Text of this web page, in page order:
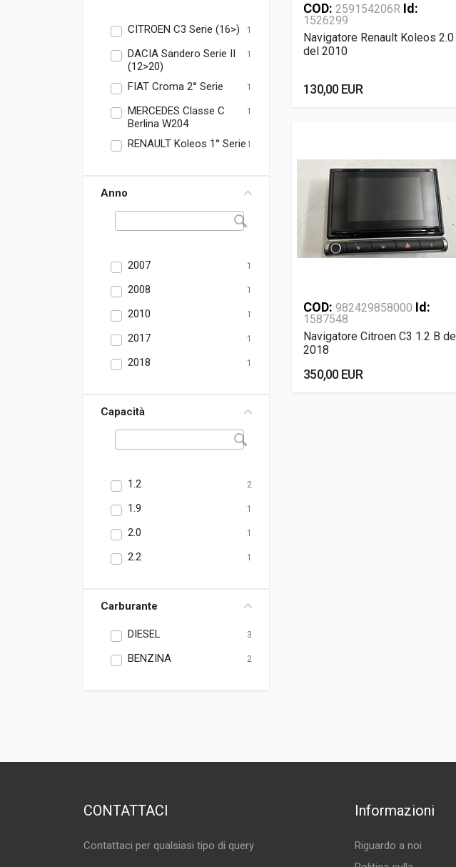
CITROEN C3 Serie (16>) 1
DACIA Sandero Serie II
(12>20)
1
FIAT Croma 2° Serie 1
MERCEDES Classe C
Berlina W204
1
RENAULT Koleos 1° Serie 1
Anno
2007 1
2008 1
2010 1
2017 1
2018 1
Capacità
1.2 2
1.9 1
2.0 1
2.2 1
Carburante
DIESEL 3
BENZINA 2
COD: 259154206R Id:
1526299
Navigatore Renault Koleos 2.0
del 2010
130,00 EUR
COD: 982429858000 Id:
1587548
Navigatore Citroen C3 1.2 B
2018
350,00 EUR
CONTATTACI
Contattaci per qualsiasi tipo di query
Informazioni
Riguardo a noi